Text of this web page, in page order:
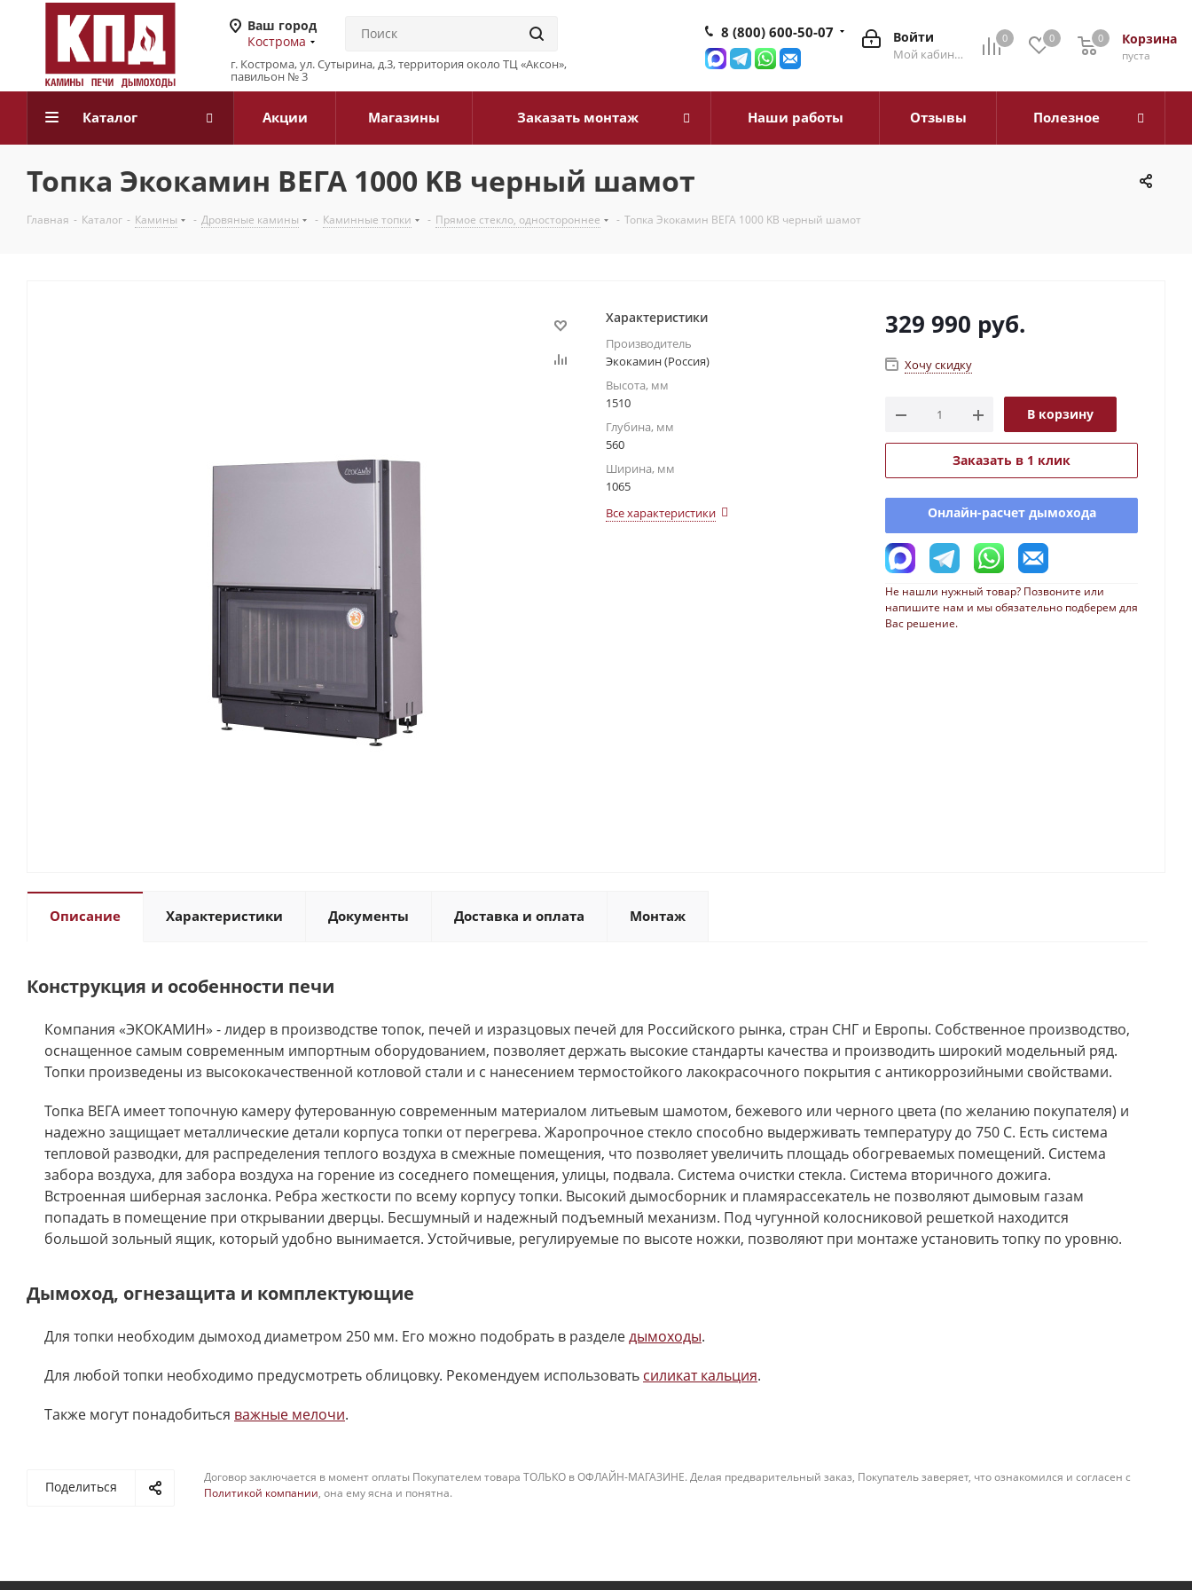
Ваш город
Кострома
г. Кострома, ул. Сутырина, д.3, территория около ТЦ «Аксон»,
павильон № 3
0 0 Корзина
0
пуста
0
Войти
Мой кабинет
8 (800) 600-50-07
Каталог Акции Магазины Заказать монтаж Наши работы Отзывы Полезное
Топка Экокамин ВЕГА 1000 KB черный шамот
Главная - Каталог - Камины - Дровяные камины - Каминные топки - Прямое стекло, одностороннее - Топка Экокамин ВЕГА 1000 KB черный шамот
Характеристики
Производитель
Экокамин (Россия)
Высота, мм
1510
Глубина, мм
560
Ширина, мм
1065
Все характеристики
329 990 руб.
Хочу скидку
В корзину
Заказать в 1 клик
Онлайн-расчет дымохода
Не нашли нужный товар? Позвоните или
напишите нам и мы обязательно подберем для
Вас решение.
Описание Характеристики Документы Доставка и оплата Монтаж
Конструкция и особенности печи
Компания «ЭКОКАМИН» - лидер в производстве топок, печей и изразцовых печей для Российского рынка, стран СНГ и Европы. Собственное производство,
оснащенное самым современным импортным оборудованием, позволяет держать высокие стандарты качества и производить широкий модельный ряд.
Топки произведены из высококачественной котловой стали и с нанесением термостойкого лакокрасочного покрытия с антикоррозийными свойствами.
Топка ВЕГА имеет топочную камеру футерованную современным материалом литьевым шамотом, бежевого или черного цвета (по желанию покупателя) и
надежно защищает металлические детали корпуса топки от перегрева. Жаропрочное стекло способно выдерживать температуру до 750 С. Есть система
тепловой разводки, для распределения теплого воздуха в смежные помещения, что позволяет увеличить площадь обогреваемых помещений. Система
забора воздуха, для забора воздуха на горение из соседнего помещения, улицы, подвала. Система очистки стекла. Система вторичного дожига.
Встроенная шиберная заслонка. Ребра жесткости по всему корпусу топки. Высокий дымосборник и пламярассекатель не позволяют дымовым газам
попадать в помещение при открывании дверцы. Бесшумный и надежный подъемный механизм. Под чугунной колосниковой решеткой находится
большой зольный ящик, который удобно вынимается. Устойчивые, регулируемые по высоте ножки, позволяют при монтаже установить топку по уровню.
Дымоход, огнезащита и комплектующие
Для топки необходим дымоход диаметром 250 мм. Его можно подобрать в разделедымоходы.
Для любой топки необходимо предусмотреть облицовку. Рекомендуем использовать силикат кальция.
Также могут понадобиться важные мелочи.
Поделиться
Договор заключается в момент оплаты Покупателем товара ТОЛЬКО в ОФЛАЙН-МАГАЗИНЕ. Делая предварительный заказ, Покупатель заверяет, что ознакомился и согласен с
Политикой компании, она ему ясна и понятна.